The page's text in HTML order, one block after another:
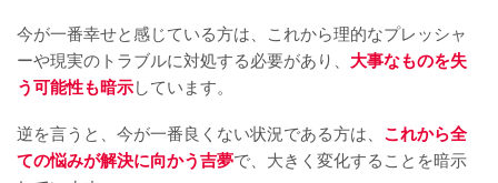
今が一番幸せと感じている方は、これから理的なプレッシャ
ーや現実のトラブルに対処する必要があり、 大事なものを失
う可能性も暗示しています。
逆を言うと、今が一番良くない状況である方は、 これから全
ての悩みが解決に向かう吉夢で、大きく変化することを暗示